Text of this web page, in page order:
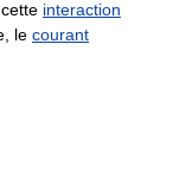
interaction
le courant